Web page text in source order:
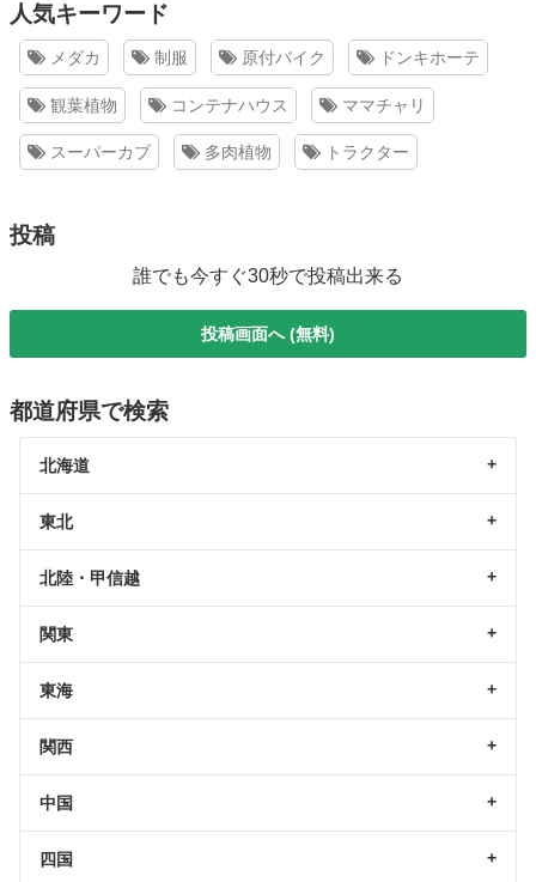
人気キーワード
メダカ 制服 原付バイク ドンキホーテ
観葉植物 コンテナハウス ママチャリ
スーパーカブ 多肉植物 トラクター
投稿
誰でも今すぐ30秒で投稿出来る
投稿画面へ (無料)
都道府県で検索
北海道
東北
北陸・甲信越
関東
東海
関西
中国
四国